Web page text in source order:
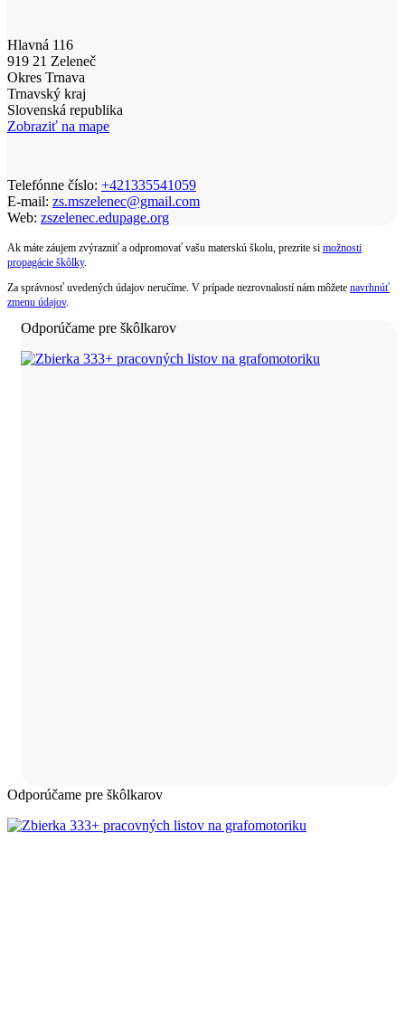
Hlavná 116
919 21 Zeleneč
Okres Trnava
Trnavský kraj
Slovenská republika
Zobraziť na mape
Telefónne číslo: +421335541059
E-mail: zs.mszelenec@gmail.com
Web: zszelenec.edupage.org
Ak máte záujem zvýrazniť a odpromovať vašu materskú školu, prezrite si možnosti
propagácie škôlky.
Za správnosť uvedených údajov neručíme. V prípade nezrovnalostí nám môžete navrhnúť
zmenu údajov.
Odporúčame pre škôlkarov
Odporúčame pre škôlkarov